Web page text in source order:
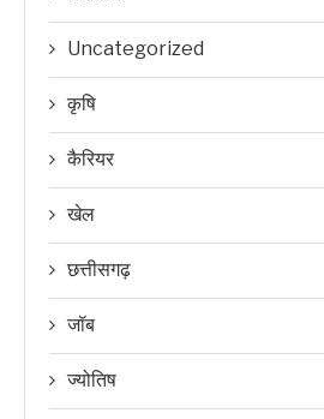
Uncategorized
कृषि
कैरियर
खेल
छत्तीसगढ़
जॉब
ज्योतिष